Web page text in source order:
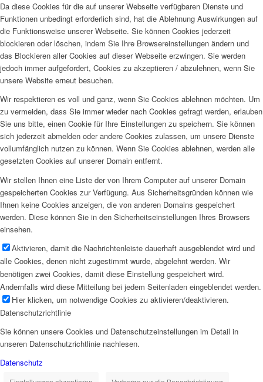
Da diese Cookies für die auf unserer Webseite verfügbaren Dienste und
Funktionen unbedingt erforderlich sind, hat die Ablehnung Auswirkungen auf
die Funktionsweise unserer Webseite. Sie können Cookies jederzeit
blockieren oder löschen, indem Sie Ihre Browsereinstellungen ändern und
das Blockieren aller Cookies auf dieser Webseite erzwingen. Sie werden
jedoch immer aufgefordert, Cookies zu akzeptieren / abzulehnen, wenn Sie
unsere Website erneut besuchen.
Wir respektieren es voll und ganz, wenn Sie Cookies ablehnen möchten. Um
zu vermeiden, dass Sie immer wieder nach Cookies gefragt werden, erlauben
Sie uns bitte, einen Cookie für Ihre Einstellungen zu speichern. Sie können
sich jederzeit abmelden oder andere Cookies zulassen, um unsere Dienste
vollumfänglich nutzen zu können. Wenn Sie Cookies ablehnen, werden alle
gesetzten Cookies auf unserer Domain entfernt.
Wir stellen Ihnen eine Liste der von Ihrem Computer auf unserer Domain
gespeicherten Cookies zur Verfügung. Aus Sicherheitsgründen können wie
Ihnen keine Cookies anzeigen, die von anderen Domains gespeichert
werden. Diese können Sie in den Sicherheitseinstellungen Ihres Browsers
einsehen.
Aktivieren, damit die Nachrichtenleiste dauerhaft ausgeblendet wird und
alle Cookies, denen nicht zugestimmt wurde, abgelehnt werden. Wir
benötigen zwei Cookies, damit diese Einstellung gespeichert wird.
Andernfalls wird diese Mitteilung bei jedem Seitenladen eingeblendet werden.
Hier klicken, um notwendige Cookies zu aktivieren/deaktivieren.
Datenschutzrichtlinie
Sie können unsere Cookies und Datenschutzeinstellungen im Detail in
unseren Datenschutzrichtlinie nachlesen.
Datenschutz